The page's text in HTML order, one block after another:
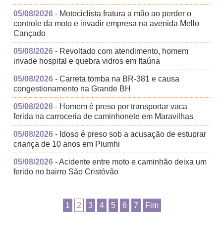
05/08/2026 - Motociclista fratura a mão ao perder o
controle da moto e invadir empresa na avenida Mello
Cançado
05/08/2026 - Revoltado com atendimento, homem
invade hospital e quebra vidros em Itaúna
05/08/2026 - Carreta tomba na BR-381 e causa
congestionamento na Grande BH
05/08/2026 - Homem é preso por transportar vaca
ferida na carroceria de caminhonete em Maravilhas
05/08/2026 - Idoso é preso sob a acusação de estuprar
criança de 10 anos em Piumhi
05/08/2026 - Acidente entre moto e caminhão deixa um
ferido no bairro São Cristóvão
1 2 3 4 5 6 7 Fim